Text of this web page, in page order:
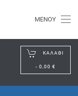
ΜΕΝΟΎ
ΚΑΛΆΘΙ
- 0,00 €